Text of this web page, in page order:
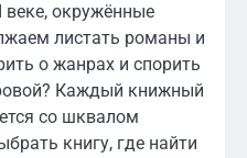
окружённые
листать романы и
о жанрах и спорить
Каждый книжный
со шквалом
книгу, где найти